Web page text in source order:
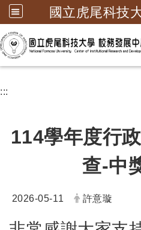
國立虎尾科技
跳到主
:::
114學年度行
查-中
日期：
2026-05-11 發布者：
許意璇